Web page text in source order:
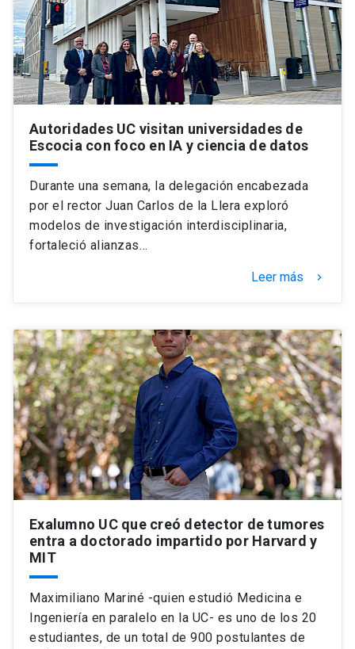
Autoridades UC visitan universidades de
Escocia con foco en IA y ciencia de datos
Durante una semana, la delegación encabezada
por el rector Juan Carlos de la Llera exploró
modelos de investigación interdisciplinaria,
fortaleció alianzas…
Leer más keyboard_arrow_right
Exalumno UC que creó detector de tumores
entra a doctorado impartido por Harvard y
MIT
Maximiliano Mariné -quien estudió Medicina e
Ingeniería en paralelo en la UC- es uno de los 20
estudiantes, de un total de 900 postulantes de